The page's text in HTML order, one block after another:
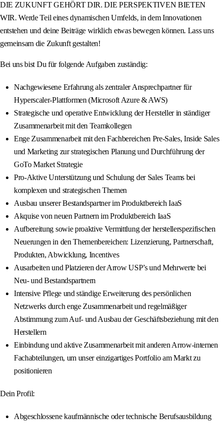
DIE ZUKUNFT GEHÖRT DIR. DIE PERSPEKTIVEN BIETEN
WIR. Werde Teil eines dynamischen Umfelds, in dem Innovationen
entstehen und deine Beiträge wirklich etwas bewegen können. Lass uns
gemeinsam die Zukunft gestalten!
Bei uns bist Du für folgende Aufgaben zuständig:
Nachgewiesene Erfahrung als zentraler Ansprechpartner für
Hyperscaler-Plattformen (Microsoft Azure & AWS)
Strategische und operative Entwicklung der Hersteller in ständiger
Zusammenarbeit mit den Teamkollegen
Enge Zusammenarbeit mit den Fachbereichen Pre-Sales, Inside Sales
und Marketing zur strategischen Planung und Durchführung der
GoTo Market Strategie
Pro-Aktive Unterstützung und Schulung der Sales Teams bei
komplexen und strategischen Themen
Ausbau unserer Bestandspartner im Produktbereich IaaS
Akquise von neuen Partnern im Produktbereich IaaS
Aufbereitung sowie proaktive Vermittlung der herstellerspezifischen
Neuerungen in den Themenbereichen: Lizenzierung, Partnerschaft,
Produkten, Abwicklung, Incentives
Ausarbeiten und Platzieren der Arrow USP’s und Mehrwerte bei
Neu- und Bestandspartnern
Intensive Pflege und ständige Erweiterung des persönlichen
Netzwerks durch enge Zusammenarbeit und regelmäßiger
Abstimmung zum Auf- und Ausbau der Geschäftsbeziehung mit den
Herstellern
Einbindung und aktive Zusammenarbeit mit anderen Arrow-internen
Fachabteilungen, um unser einzigartiges Portfolio am Markt zu
positionieren
Dein Profil:
Abgeschlossene kaufmännische oder technische Berufsausbildung